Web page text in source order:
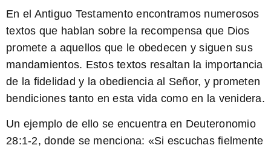
En el Antiguo Testamento encontramos numerosos
textos que hablan sobre la recompensa que Dios
promete a aquellos que le obedecen y siguen sus
mandamientos. Estos textos resaltan la importancia
de la fidelidad y la obediencia al Señor, y prometen
bendiciones tanto en esta vida como en la venidera.
Un ejemplo de ello se encuentra en Deuteronomio
28:1-2, donde se menciona: «Si escuchas fielmente